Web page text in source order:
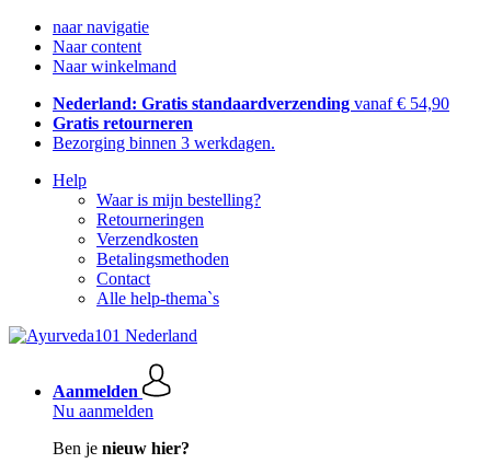
naar navigatie
Naar content
Naar winkelmand
Nederland: Gratis standaardverzending vanaf € 54,90
Gratis retourneren
Bezorging binnen 3 werkdagen.
Help
Waar is mijn bestelling?
Retourneringen
Verzendkosten
Betalingsmethoden
Contact
Alle help-thema`s
Aanmelden
Nu aanmelden
Ben je nieuw hier?